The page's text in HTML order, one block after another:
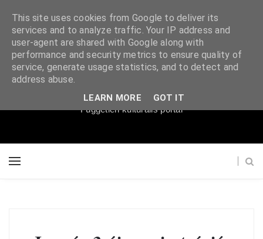
Súgópéldány
Független kulturális portál
This site uses cookies from Google to deliver its
services and to analyze traffic. Your IP address and
user-agent are shared with Google along with
performance and security metrics to ensure quality of
service, generate usage statistics, and to detect and
address abuse.
LEARN MORE GOT IT